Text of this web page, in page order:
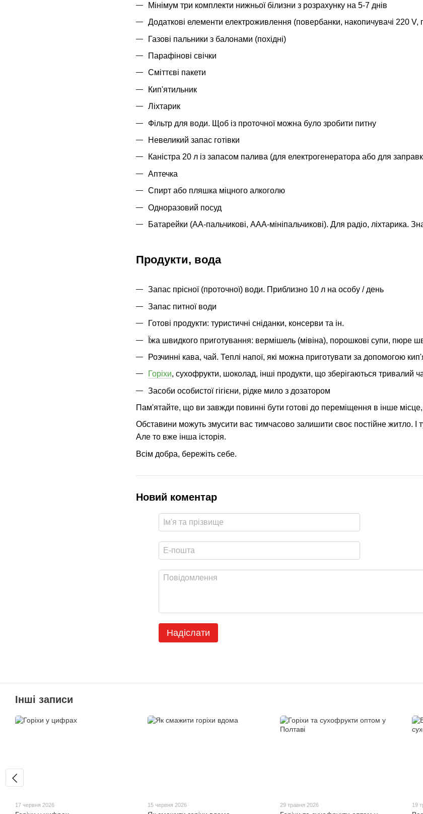
Мінімум три комплекти нижньої білизни з розрахунку на 5-7 днів
Додаткові елементи електроживлення (повербанки, накопичувачі 220 V,
Газові пальники з балонами (похідні)
Парафінові свічки
Сміттєві пакети
Кип'ятильник
Ліхтарик
Фільтр для води. Щоб із проточної можна було зробити питну
Невеликий запас готівки
Каністра 20 л із запасом палива (для електрогенератора або для
Аптечка
Спирт або пляшка міцного алкоголю
Одноразовий посуд
Батарейки (АА-пальчикові, ААА-мініпальчикові). Для радіо, ліхтарика.
Продукти, вода
Запас прісної (проточної) води. Приблизно 10 л на особу / день
Запас питної води
Готові продукти: туристичні сніданки, консерви та ін.
Їжа швидкого приготування: вермішель (мівіна), порошкові супи, пюре
Розчинні кава, чай. Теплі напої, які можна приготувати за допомогою
Горіхи, сухофрукти, шоколад, інші продукти, що зберігаються тривалий
Засоби особистої гігієни, рідке мило з дозатором
Пам'ятайте, що ви завжди повинні бути готові до переміщення в інше місце,
Обставини можуть змусити вас тимчасово залишити своє постійне житло.
Але то вже інша історія.
Всім добра, бережіть себе.
Новий коментар
Надіслати
Інші записи
17 червня 2026 15 червня 2026 29 травня 2026 19